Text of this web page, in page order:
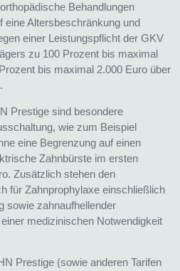
Behandlungen
Altersbeschränkung und
einer Leistungspflicht der GKV
zu 100 Prozent bis maximal
bis maximal 2.000 Euro über
Prestige sind besondere
wie zum Beispiel
eine Begrenzung auf einen
Zahnbürste im ersten
Zusätzlich stehen den
für Zahnprophylaxe einschließlich
sowie zahnaufhellender
medizinischen Notwendigkeit
Prestige (sowie anderen Tarifen